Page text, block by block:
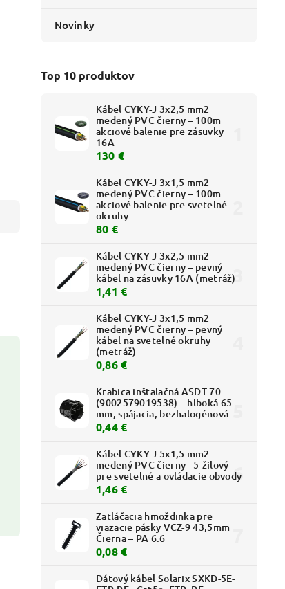
Novinky
Top 10 produktov
Kábel CYKY-J 3x2,5 mm2
medený PVC čierny – 100m
akciové balenie pre zásuvky
16A
130 €
Kábel CYKY-J 3x1,5 mm2
medený PVC čierny – 100m
akciové balenie pre svetelné
okruhy
80 €
Kábel CYKY-J 3x2,5 mm2
medený PVC čierny – pevný
kábel na zásuvky 16A (metráž)
1,41 €
Kábel CYKY-J 3x1,5 mm2
medený PVC čierny – pevný
kábel na svetelné okruhy
(metráž)
0,86 €
Krabica inštalačná ASDT 70
(9002579019538) – hlboká 65
mm, spájacia, bezhalogénová
0,44 €
Kábel CYKY-J 5x1,5 mm2
medený PVC čierny - 5-žilový
pre svetelné a ovládacie obvody
1,46 €
Zatláčacia hmoždinka pre
viazacie pásky VCZ-9 43,5mm
Čierna – PA 6.6
0,08 €
Dátový kábel Solarix SXKD-5E-